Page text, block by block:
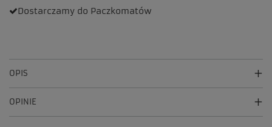
Dostarczamy do Paczkomatów
OPIS
OPINIE